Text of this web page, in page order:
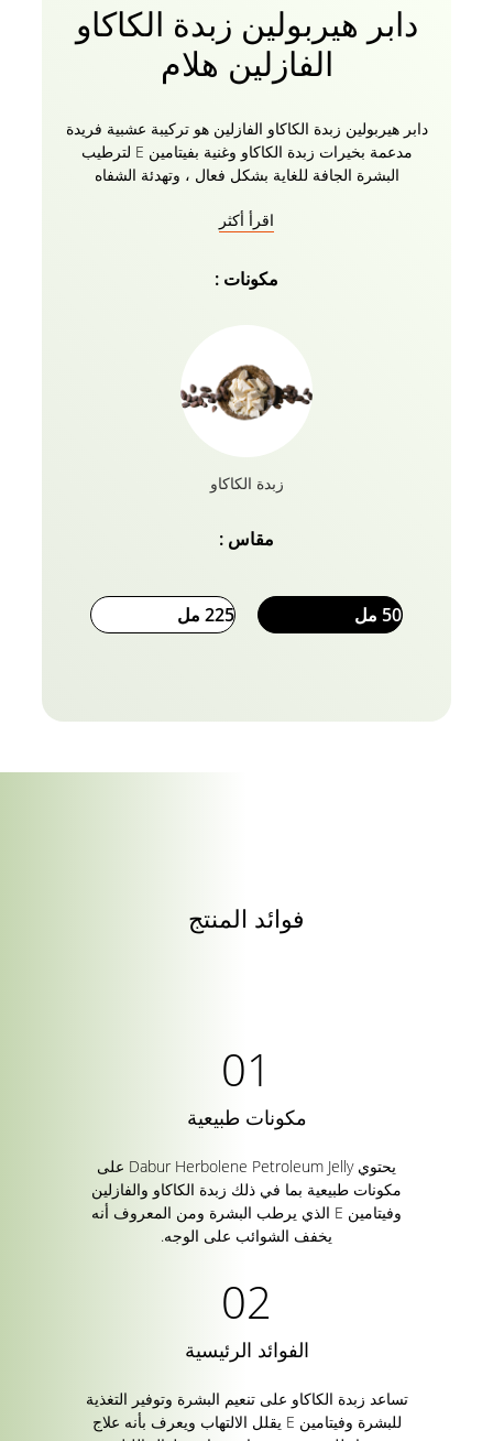
دابر هيربولين زبدة الكاكاو
الفازلين هلام
دابر هيربولين زبدة الكاكاو الفازلين هو تركيبة عشبية فريدة
مدعمة بخيرات زبدة الكاكاو وغنية بفيتامين E لترطيب
البشرة الجافة للغاية بشكل فعال ، وتهدئة الشفاه
ونضرة ومتوهجة. استخدامه المنتظم يغذي ويحمي البشرة
من الظروف الجوية القاسية ويساعد على التئام الجروح
اقرأ أكثر
مكونات :
زبدة الكاكاو
مقاس :
50 مل 225 مل
فوائد المنتج
مكونات طبيعية
يحتوي Dabur Herbolene Petroleum Jelly على
مكونات طبيعية بما في ذلك زبدة الكاكاو والفازلين
وفيتامين E الذي يرطب البشرة ومن المعروف أنه
يخفف الشوائب على الوجه.
الفوائد الرئيسية
تساعد زبدة الكاكاو على تنعيم البشرة وتوفير التغذية
للبشرة وفيتامين E يقلل الالتهاب ويعرف بأنه علاج